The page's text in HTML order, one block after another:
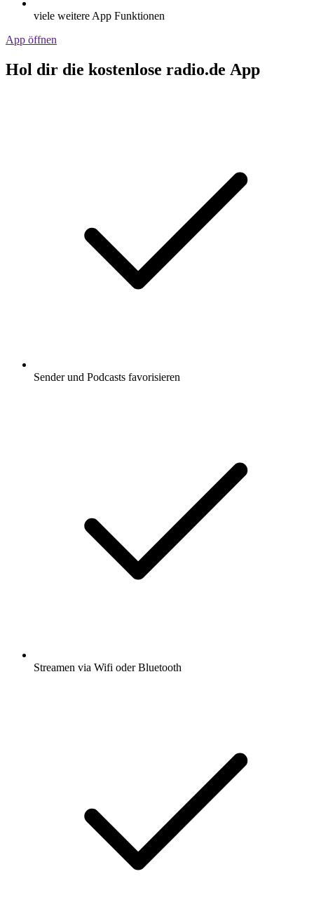
viele weitere App Funktionen
App öffnen
Hol dir die kostenlose radio.de App
Sender und Podcasts favorisieren
Streamen via Wifi oder Bluetooth